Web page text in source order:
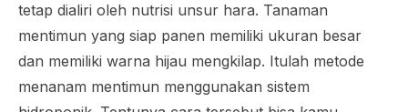
tetap dialiri oleh nutrisi unsur hara. Tanaman
mentimun yang siap panen memiliki ukuran besar
dan memiliki warna hijau mengkilap. Itulah metode
menanam mentimun menggunakan sistem